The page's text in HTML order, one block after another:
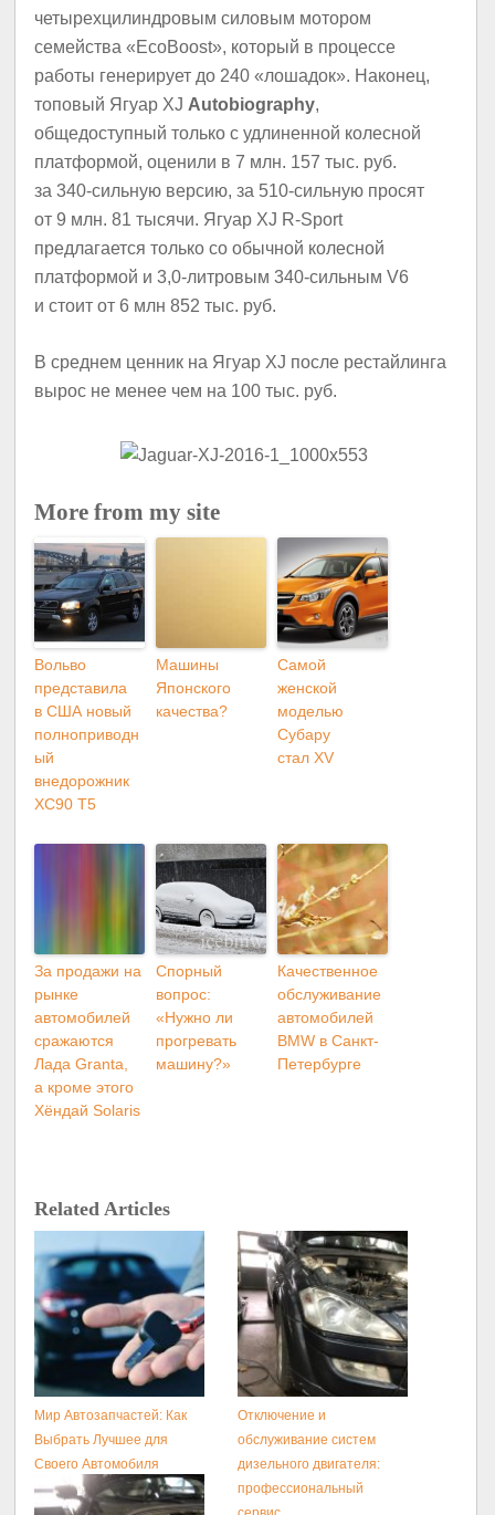
четырехцилиндровым силовым мотором
семейства «EcoBoost», который в процессе
работы генерирует до 240 «лошадок». Наконец,
топовый Ягуар XJ Autobiography,
общедоступный только с удлиненной колесной
платформой, оценили в 7 млн. 157 тыс. руб.
за 340-сильную версию, за 510-сильную просят
от 9 млн. 81 тысячи. Ягуар XJ R-Sport
предлагается только со обычной колесной
платформой и 3,0-литровым 340-сильным V6
и стоит от 6 млн 852 тыс. руб.
В среднем ценник на Ягуар XJ после рестайлинга
вырос не менее чем на 100 тыс. руб.
More from my site
Вольво
представила
в США новый
полноприводн
ый
внедорожник
XC90 T5
Машины
Японского
качества?
Самой
женской
моделью
Субару
стал XV
За продажи на
рынке
автомобилей
сражаются
Лада Granta,
а кроме этого
Хёндай Solaris
Спорный
вопрос:
«Нужно ли
прогревать
машину?»
Качественное
обслуживание
автомобилей
BMW в Санкт-
Петербурге
Related Articles
Мир Автозапчастей: Как
Выбрать Лучшее для
Своего Автомобиля
Отключение и
обслуживание систем
дизельного двигателя:
профессиональный